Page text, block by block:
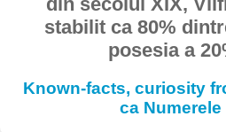
stabilit ca 80%
posesia a
Known-facts, curiosity
ca Numerele